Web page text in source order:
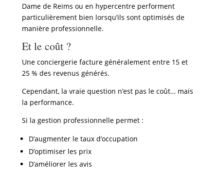
Dame de Reims ou en hypercentre performent
particulièrement bien lorsqu’ils sont optimisés de
manière professionnelle.
Et le coût ?
Une conciergerie facture généralement entre 15 et
25 % des revenus générés.
Cependant, la vraie question n’est pas le coût… mais
la performance.
Si la gestion professionnelle permet :
D’augmenter le taux d’occupation
D’optimiser les prix
D’améliorer les avis